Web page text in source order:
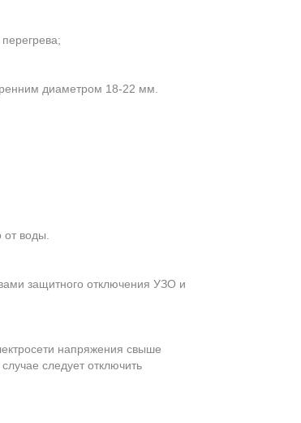
диаметром 18-22 мм.
воды.
защитного отключения УЗО и
напряжения свыше
следует отключить